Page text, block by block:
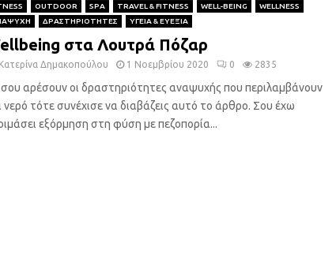
OUTDOOR SPA TRAVEL & FITNESS WELL-BEING
WELLNESS
ΔΡΑΣΤΗΡΙΟΤΗΤΕΣ ΥΓΕΙΑ & ΕΥΕΞΙΑ
στα Λουτρά Πόζαρ
Κατερίνα Δημακοπούλου 1 Νοεμβρίου 2020 0 2835
αρέσουν οι δραστηριότητες αναψυχής που περιλαμβάνουν
νερό τότε συνέχισε να διαβάζεις αυτό το άρθρο. Σου έχω
εξόρμηση στη φύση με πεζοπορία...